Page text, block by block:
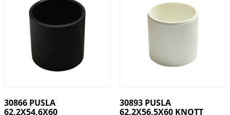
30866 PUSLA
62,2X54,6X60
30893 PUSLA
62,2X56,5X60 KNOTT